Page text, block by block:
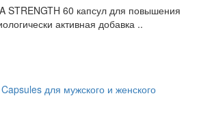
STRENGTH 60 капсул для повышения
активная добавка ..